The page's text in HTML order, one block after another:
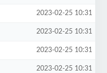
2023-02-25 10:31
2023-02-25 10:31
2023-02-25 10:31
2023-02-25 10:31